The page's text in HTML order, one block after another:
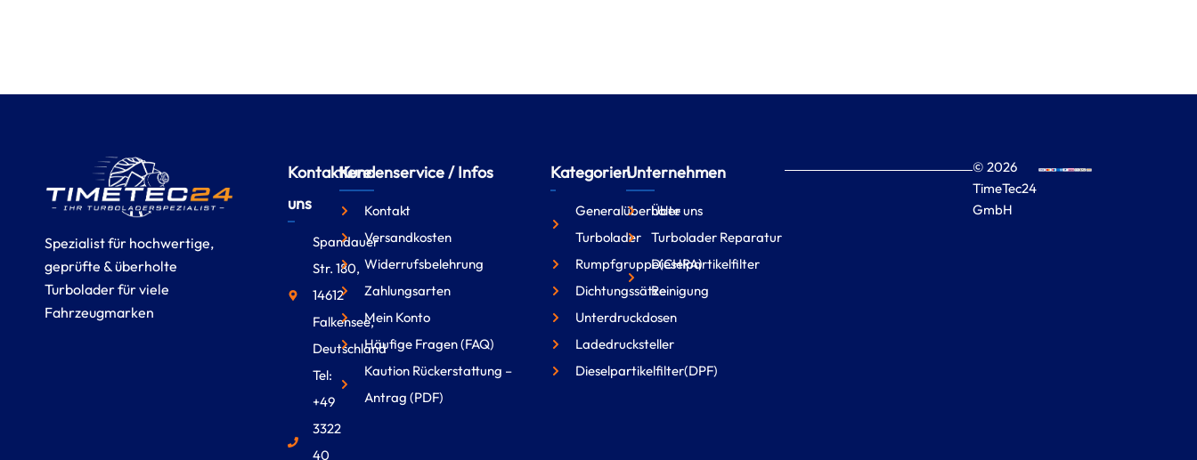
Spezialist für hochwertige,
geprüfte & überholte
Turbolader für viele
Fahrzeugmarken
Kontaktiere
uns
Spandauer
Str. 180,
14612
Falkensee,
Deutschland
Tel:
+49
3322
40
Kundenservice / Infos
Kontakt
Versandkosten
Widerrufsbelehrung
Zahlungsarten
Mein Konto
Häufige Fragen (FAQ)
Kaution Rückerstattung –
Antrag (PDF)
Kategorien
Generalüberholte
Turbolader
Rumpfgruppe(CHRA)
Dichtungssätze
Unterdruckdosen
Ladedrucksteller
Dieselpartikelfilter(DPF)
Unternehmen
Über uns
Turbolader Reparatur
Dieselpartikelfilter
Reinigung
© 2026
TimeTec24
GmbH